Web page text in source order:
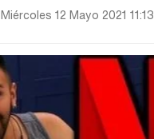
Miércoles 12 Mayo 2021 11:13